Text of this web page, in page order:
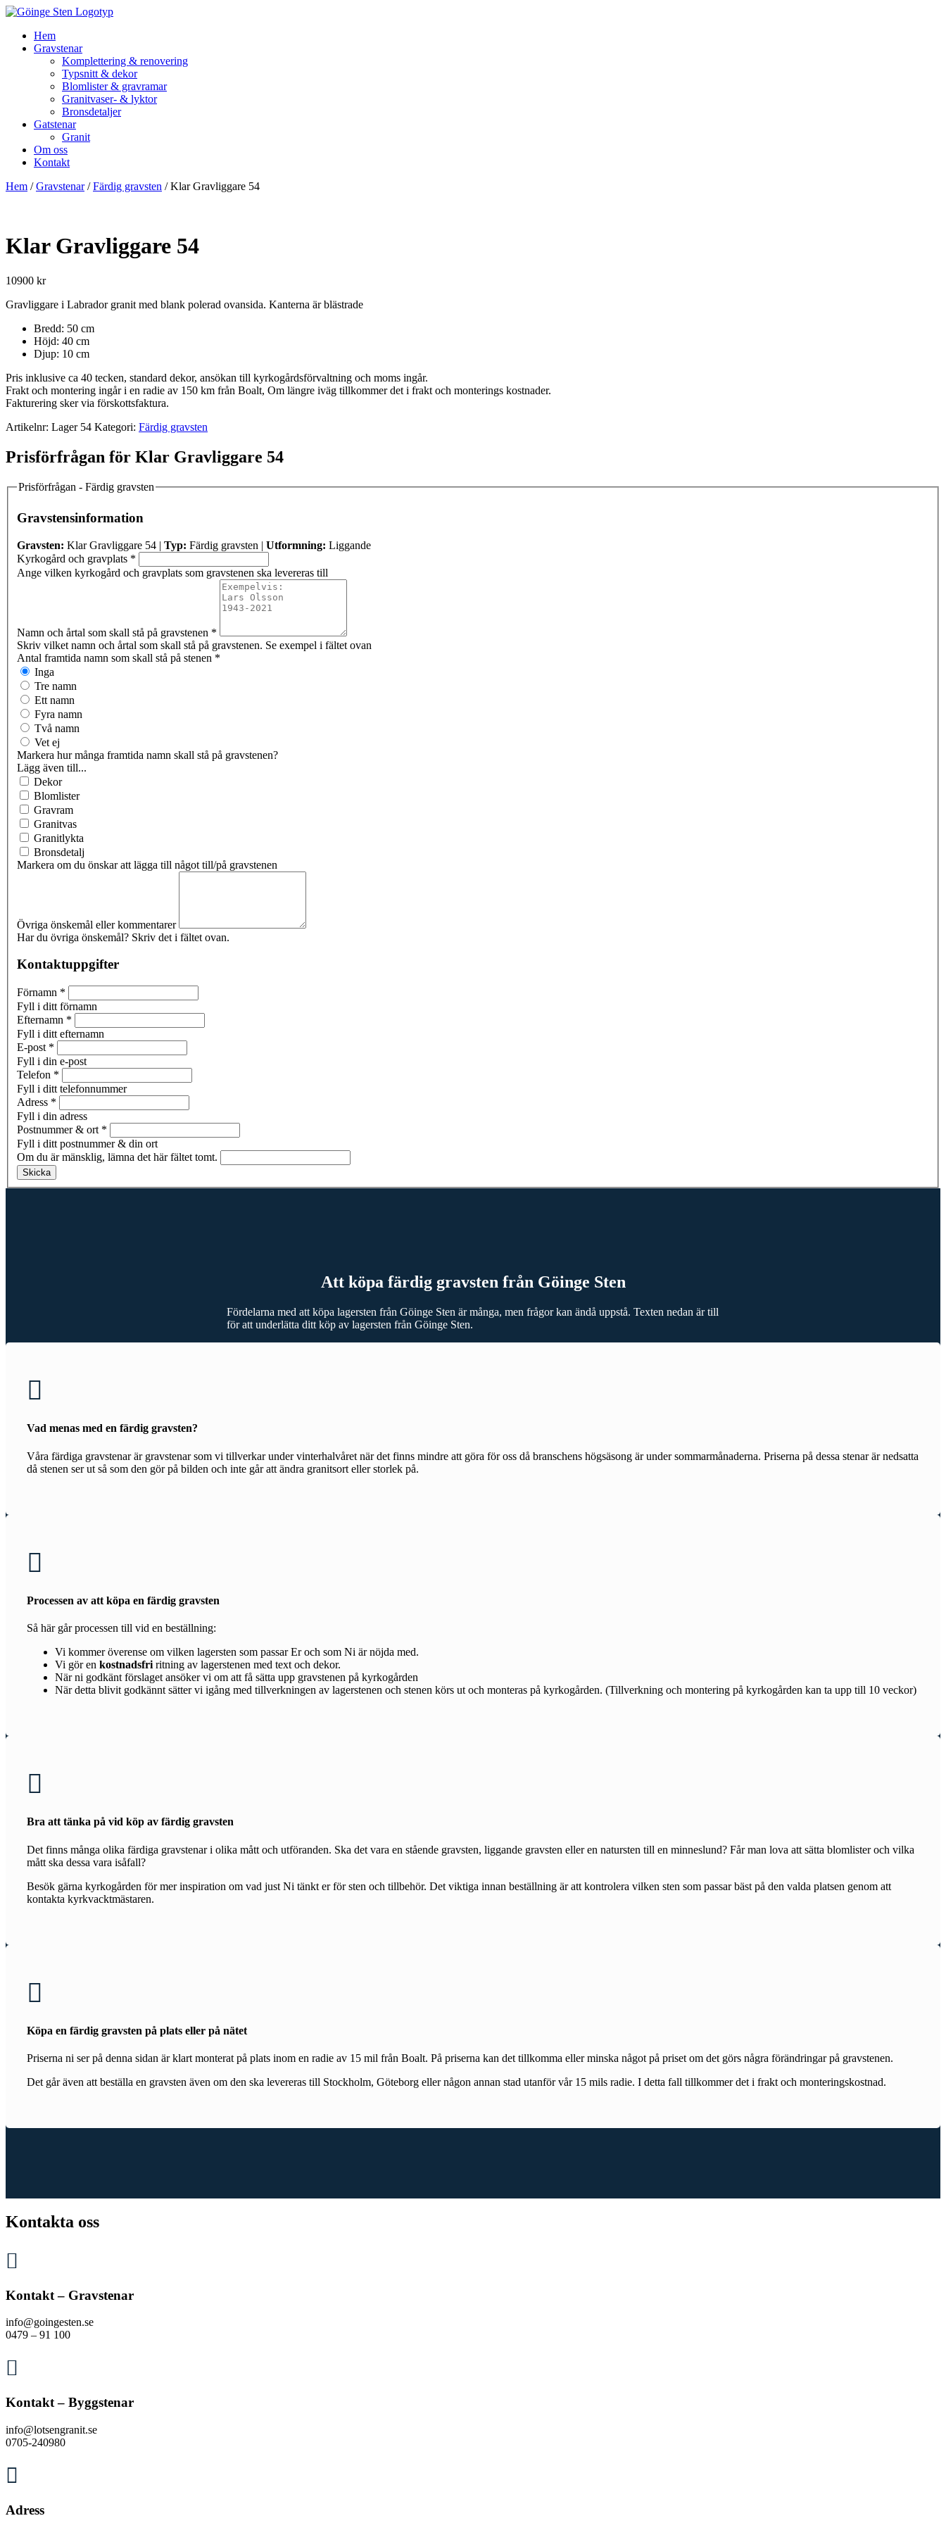
Hem
Gravstenar
Komplettering & renovering
Typsnitt & dekor
Blomlister & gravramar
Granitvaser- & lyktor
Bronsdetaljer
Gatstenar
Granit
Om oss
Kontakt
Hem /Gravstenar/Färdig gravsten / Klar Gravliggare 54
Klar Gravliggare 54
10900 kr
Gravliggare i Labrador granit med blank polerad ovansida. Kanterna är blästrade
Bredd: 50 cm
Höjd: 40 cm
Djup: 10 cm
Pris inklusive ca 40 tecken, standard dekor, ansökan till kyrkogårdsförvaltning och moms ingår.
Frakt och montering ingår i en radie av 150 km från Boalt, Om längre iväg tillkommer det i frakt och monterings kostnader.
Fakturering sker via förskottsfaktura.
Artikelnr: Lager 54 Kategori: Färdig gravsten
Prisförfrågan för Klar Gravliggare 54
Prisförfrågan - Färdig gravsten
Gravstensinformation
Gravsten: Klar Gravliggare 54 | Typ: Färdig gravsten | Utformning: Liggande
Kyrkogård och gravplats *
Ange vilken kyrkogård och gravplats som gravstenen ska levereras till
Namn och årtal som skall stå på gravstenen *
Skriv vilket namn och årtal som skall stå på gravstenen. Se exempel i fältet ovan
Antal framtida namn som skall stå på stenen *
Inga
Tre namn
Ett namn
Fyra namn
Två namn
Vet ej
Markera hur många framtida namn skall stå på gravstenen?
Lägg även till...
Dekor
Blomlister
Gravram
Granitvas
Granitlykta
Bronsdetalj
Markera om du önskar att lägga till något till/på gravstenen
Övriga önskemål eller kommentarer
Har du övriga önskemål? Skriv det i fältet ovan.
Kontaktuppgifter
Förnamn *
Fyll i ditt förnamn
Efternamn *
Fyll i ditt efternamn
E-post *
Fyll i din e-post
Telefon *
Fyll i ditt telefonnummer
Adress *
Fyll i din adress
Postnummer & ort *
Fyll i ditt postnummer & din ort
Om du är mänsklig, lämna det här fältet tomt.
Skicka
Att köpa färdig gravsten från Göinge Sten
Fördelarna med att köpa lagersten från Göinge Sten är många, men frågor kan ändå uppstå. Texten nedan är till
för att underlätta ditt köp av lagersten från Göinge Sten.

Vad menas med en färdig gravsten?
Våra färdiga gravstenar är gravstenar som vi tillverkar under vinterhalvåret när det finns mindre att göra för oss då branschens högsäsong är under sommarmånaderna. Priserna på dessa stenar är nedsatta
då stenen ser ut så som den gör på bilden och inte går att ändra granitsort eller storlek på.

Processen av att köpa en färdig gravsten
Så här går processen till vid en beställning:
Vi kommer överense om vilken lagersten som passar Er och som Ni är nöjda med.
Vi gör en kostnadsfri ritning av lagerstenen med text och dekor.
När ni godkänt förslaget ansöker vi om att få sätta upp gravstenen på kyrkogården
När detta blivit godkännt sätter vi igång med tillverkningen av lagerstenen och stenen körs ut och monteras på kyrkogården. (Tillverkning och montering på kyrkogården kan ta upp till 10 veckor)

Bra att tänka på vid köp av färdig gravsten
Det finns många olika färdiga gravstenar i olika mått och utföranden. Ska det vara en stående gravsten, liggande gravsten eller en natursten till en minneslund? Får man lova att sätta blomlister och vilka
mått ska dessa vara isåfall?
Besök gärna kyrkogården för mer inspiration om vad just Ni tänkt er för sten och tillbehör. Det viktiga innan beställning är att kontrolera vilken sten som passar bäst på den valda platsen genom att
kontakta kyrkvacktmästaren.

Köpa en färdig gravsten på plats eller på nätet
Priserna ni ser på denna sidan är klart monterat på plats inom en radie av 15 mil från Boalt. På priserna kan det tillkomma eller minska något på priset om det görs några förändringar på gravstenen.
Det går även att beställa en gravsten även om den ska levereras till Stockholm, Göteborg eller någon annan stad utanför vår 15 mils radie. I detta fall tillkommer det i frakt och monteringskostnad.
Kontakta oss

Kontakt – Gravstenar
info@goingesten.se
0479 – 91 100

Kontakt – Byggstenar
info@lotsengranit.se
0705-240980

Adress